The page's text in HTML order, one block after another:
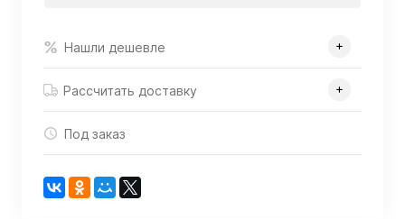
Нашли дешевле
Рассчитать доставку
Под заказ